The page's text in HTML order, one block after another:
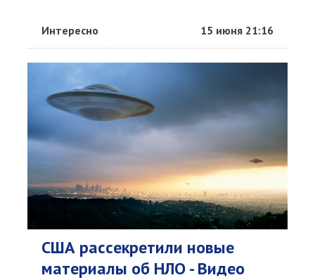
Интересно 15 июня 21:16
США рассекретили новые
материалы об НЛО - Видео